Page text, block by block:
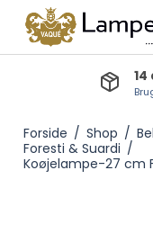
Forside / Shop /
Foresti & Suardi /
Koøjelampe-27 cm